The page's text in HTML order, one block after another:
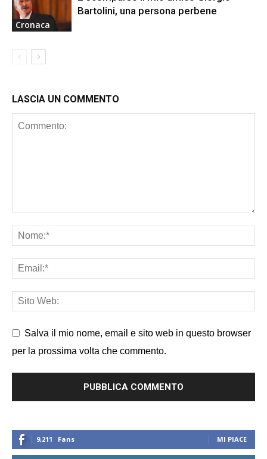
Cronaca
Bartolini, una persona perbene
LASCIA UN COMMENTO
Salva il mio nome, email e sito web in questo browser
per la prossima volta che commento.
9,211 Fans MI PIACE